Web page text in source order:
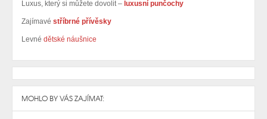
Luxus, který si můžete dovolit – luxusní punčochy
Zajímavé stříbrné přívěsky
Levné dětské náušnice
MOHLO BY VÁS ZAJÍMAT: